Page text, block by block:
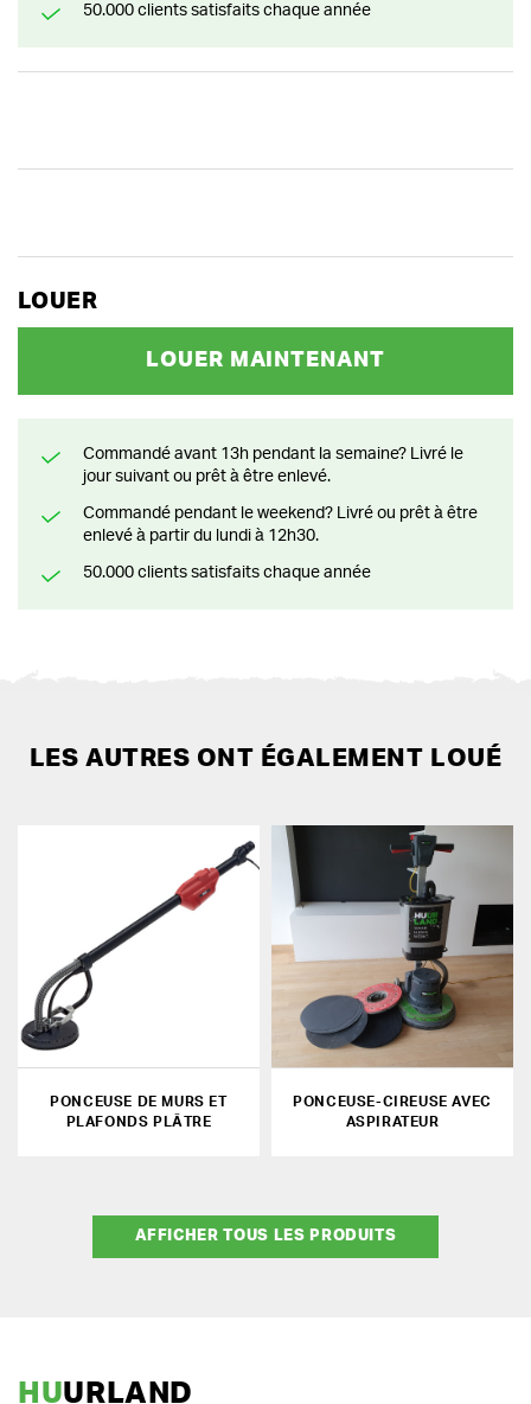
50.000 clients satisfaits chaque année
LOUER
LOUER MAINTENANT
Commandé avant 13h pendant la semaine? Livré le
jour suivant ou prêt à être enlevé.
Commandé pendant le weekend? Livré ou prêt à être
enlevé à partir du lundi à 12h30.
50.000 clients satisfaits chaque année
LES AUTRES ONT ÉGALEMENT LOUÉ
PONCEUSE DE MURS ET
PLAFONDS PLÂTRE
PONCEUSE-CIREUSE AVEC
ASPIRATEUR
AFFICHER TOUS LES PRODUITS
HUURLAND